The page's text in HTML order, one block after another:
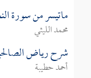
ماتيسر من سورة
محمد الليثي
شرح رياض
أحمد حطيبة